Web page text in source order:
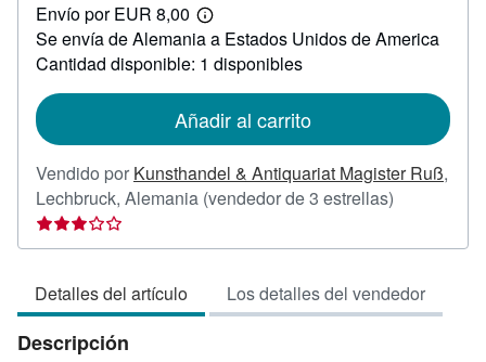
300,00
Envío por EUR 8,00
Más
información
sobre
las
envío
Se envía de Alemania a Estados Unidos de America
Cantidad disponible: 1 disponibles
Añadir al carrito
Vendido por Kunsthandel & Antiquariat Magister Ruß,
Lechbruck, Alemania (vendedor de 3 estrellas)
vendedor:
de
5
Detalles del artículo Los detalles del vendedor
Descripción